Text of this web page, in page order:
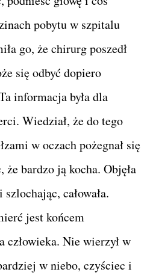
pobytu w szpitalu
go, że chirurg poszedł
się odbyć dopiero
informacja była dla
Wiedział, że do tego
w oczach pożegnał się
bardzo ją kocha. Objęła
całowała.
jest końcem
Nie wierzył w
w niebo, czyściec i